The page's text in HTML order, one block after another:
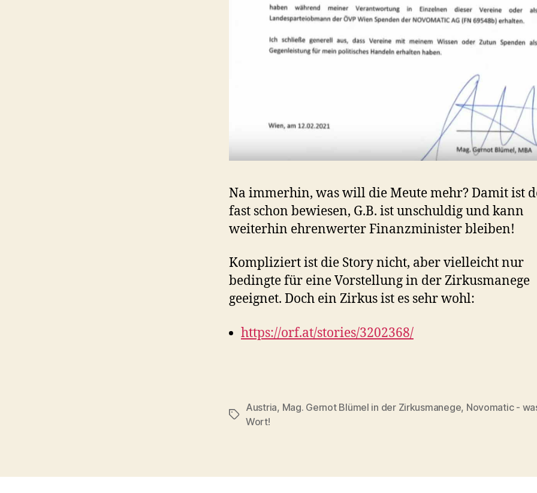
Na immerhin, was will die Meute mehr? Damit ist
fast schon bewiesen, G.B. ist unschuldig und kann
weiterhin ehrenwerter Finanzminister bleiben!
Kompliziert ist die Story nicht, aber vielleicht nur
bedingte für eine Vorstellung in der Zirkusmanege
geeignet. Doch ein Zirkus ist es sehr wohl:
https://orf.at/stories/3202368/
Tags
Austria, Mag. Gernot Blümel in der Zirkusmanege, Novomatic -
Wort!